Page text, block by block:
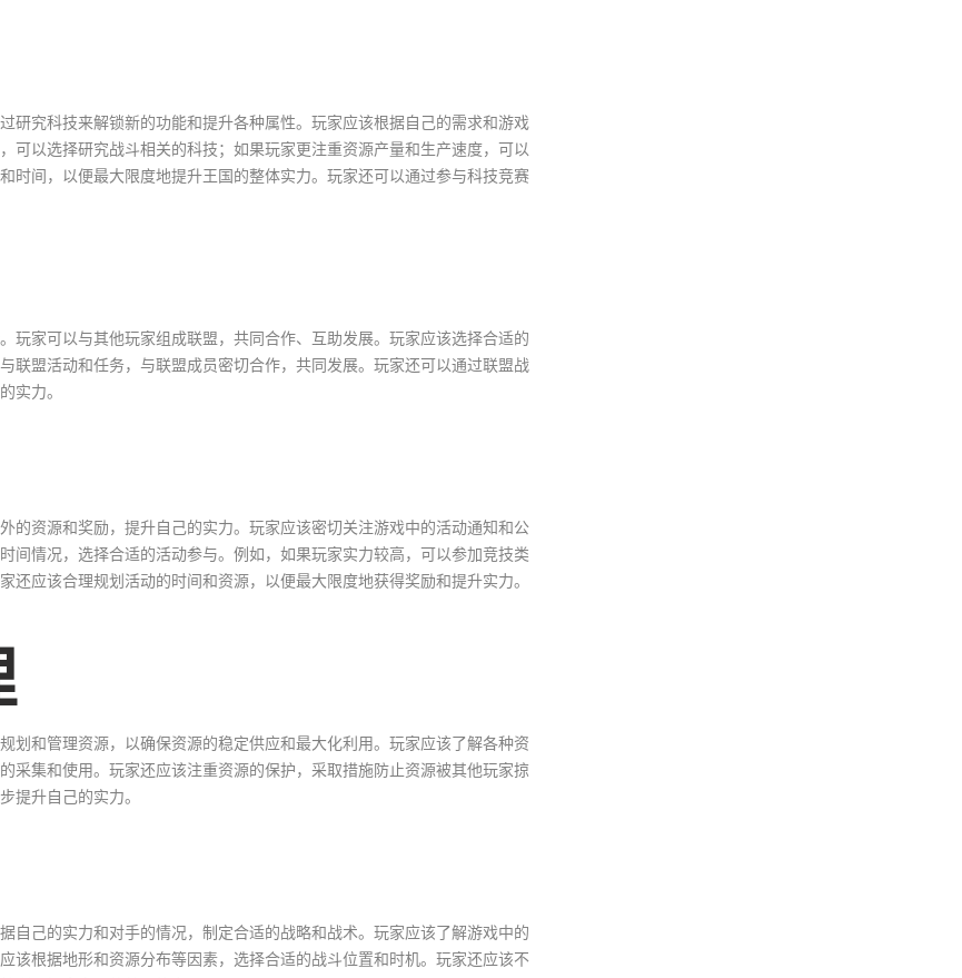
研究科技来解锁新的功能和提升各种属性。玩家应该根据自己的需求和游戏
可以选择研究战斗相关的科技；如果玩家更注重资源产量和生产速度，可以
时间，以便最大限度地提升王国的整体实力。玩家还可以通过参与科技竞赛
玩家可以与其他玩家组成联盟，共同合作、互助发展。玩家应该选择合适的
联盟活动和任务，与联盟成员密切合作，共同发展。玩家还可以通过联盟战
实力。
的资源和奖励，提升自己的实力。玩家应该密切关注游戏中的活动通知和公
间情况，选择合适的活动参与。例如，如果玩家实力较高，可以参加竞技类
应该合理规划活动的时间和资源，以便最大限度地获得奖励和提升实力。
划和管理资源，以确保资源的稳定供应和最大化利用。玩家应该了解各种资
采集和使用。玩家还应该注重资源的保护，采取措施防止资源被其他玩家掠
提升自己的实力。
自己的实力和对手的情况，制定合适的战略和战术。玩家应该了解游戏中的
该根据地形和资源分布等因素，选择合适的战斗位置和时机。玩家还应该不